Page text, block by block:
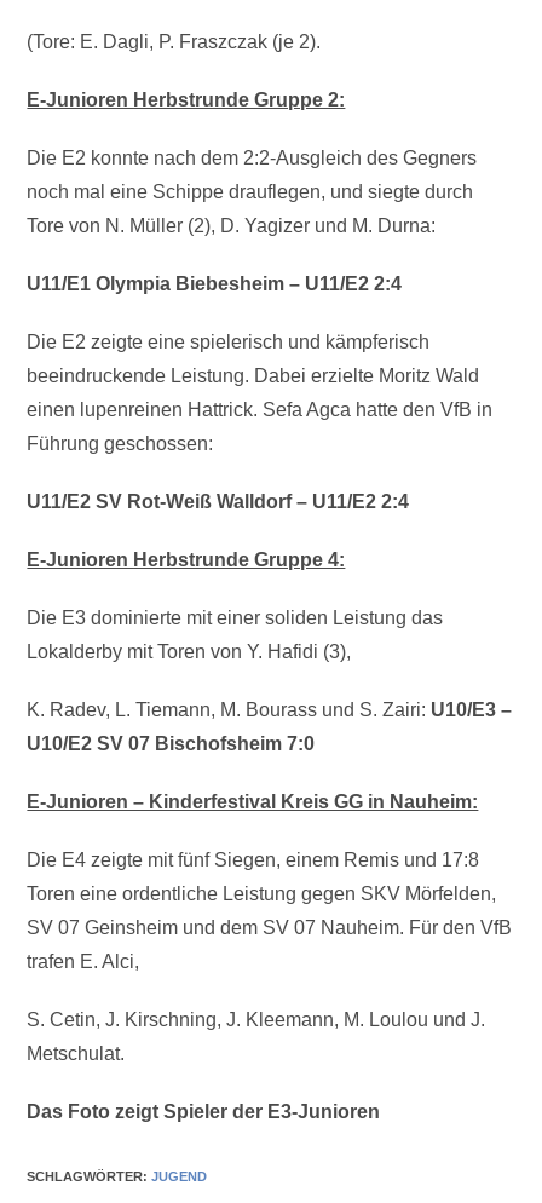
(Tore: E. Dagli, P. Fraszczak (je 2).
E-Junioren Herbstrunde Gruppe 2:
Die E2 konnte nach dem 2:2-Ausgleich des Gegners
noch mal eine Schippe drauflegen, und siegte durch
Tore von N. Müller (2), D. Yagizer und M. Durna:
U11/E1 Olympia Biebesheim – U11/E2 2:4
Die E2 zeigte eine spielerisch und kämpferisch
beeindruckende Leistung. Dabei erzielte Moritz Wald
einen lupenreinen Hattrick. Sefa Agca hatte den VfB in
Führung geschossen:
U11/E2 SV Rot-Weiß Walldorf – U11/E2 2:4
E-Junioren Herbstrunde Gruppe 4:
Die E3 dominierte mit einer soliden Leistung das
Lokalderby mit Toren von Y. Hafidi (3),
K. Radev, L. Tiemann, M. Bourass und S. Zairi: U10/E3 –
U10/E2 SV 07 Bischofsheim 7:0
E-Junioren – Kinderfestival Kreis GG in Nauheim:
Die E4 zeigte mit fünf Siegen, einem Remis und 17:8
Toren eine ordentliche Leistung gegen SKV Mörfelden,
SV 07 Geinsheim und dem SV 07 Nauheim. Für den VfB
trafen E. Alci,
S. Cetin, J. Kirschning, J. Kleemann, M. Loulou und J.
Metschulat.
Das Foto zeigt Spieler der E3-Junioren
SCHLAGWÖRTER:JUGEND